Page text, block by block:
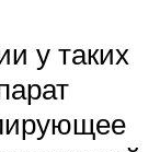
у таких